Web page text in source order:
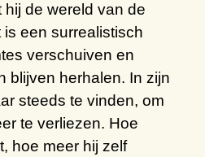
de wereld van de
is een surrealistisch
verschuiven en
blijven herhalen. In zijn
steeds te vinden, om
te verliezen. Hoe
hoe meer hij zelf